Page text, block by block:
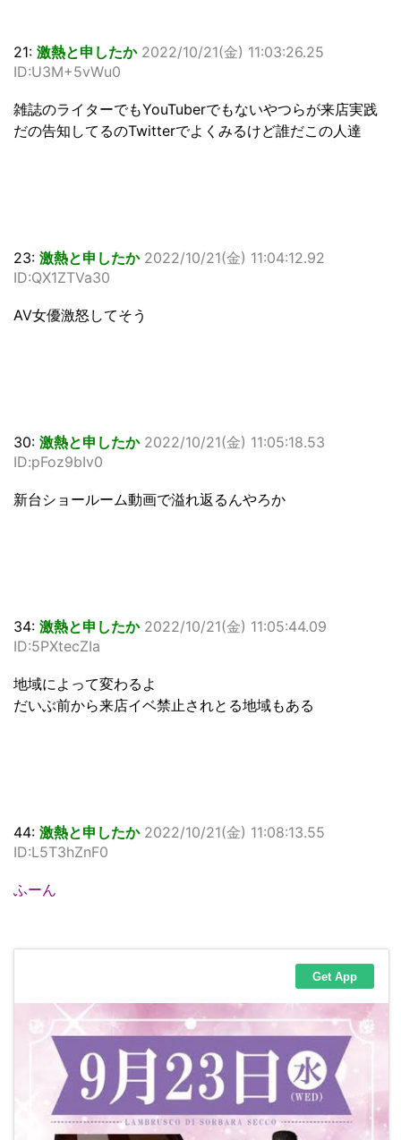
21: 激熱と申したか 2022/10/21(金) 11:03:26.25
ID:U3M+5vWu0
雑誌のライターでもYouTuberでもないやつらが来店実践
だの告知してるのTwitterでよくみるけど誰だこの人達
23: 激熱と申したか 2022/10/21(金) 11:04:12.92
ID:QX1ZTVa30
AV女優激怒してそう
30: 激熱と申したか 2022/10/21(金) 11:05:18.53
ID:pFoz9bIv0
新台ショールーム動画で溢れ返るんやろか
34: 激熱と申したか 2022/10/21(金) 11:05:44.09
ID:5PXtecZIa
地域によって変わるよ
だいぶ前から来店イベ禁止されとる地域もある
44: 激熱と申したか 2022/10/21(金) 11:08:13.55
ID:L5T3hZnF0
ふーん